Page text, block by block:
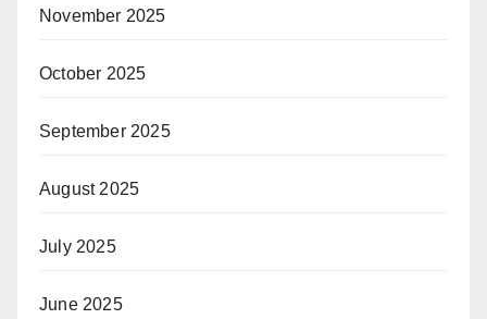
November 2025
October 2025
September 2025
August 2025
July 2025
June 2025